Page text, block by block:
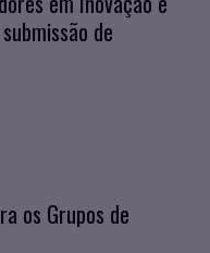
de
os Grupos de